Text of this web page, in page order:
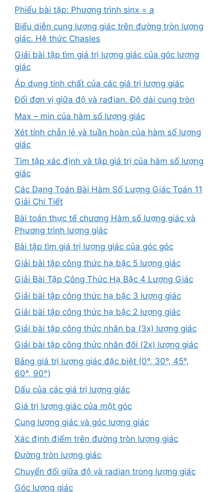
Phiếu bài tập: Phương trình sinx = a
Biểu diễn cung lượng giác trên đường tròn lượng
giác. Hệ thức Chasles
Giải bài tập tìm giá trị lượng giác của góc lượng
giác
Áp dụng tính chất của các giá trị lượng giác
Đổi đơn vị giữa độ và rađian. Độ dài cung tròn
Max – min của hàm số lượng giác
Xét tính chẵn lẻ và tuần hoàn của hàm số lượng
giác
Tìm tập xác định và tập giá trị của hàm số lượng
giác
Các Dạng Toán Bài Hàm Số Lượng Giác Toán 11
Giải Chi Tiết
Bài toán thực tế chương Hàm số lượng giác và
Phương trình lượng giác
Bài tập tìm giá trị lượng giác của góc góc
Giải bài tập công thức hạ bậc 5 lượng giác
Giải Bài Tập Công Thức Hạ Bậc 4 Lượng Giác
Giải bài tập công thức hạ bậc 3 lượng giác
Giải bài tập công thức hạ bậc 2 lượng giác
Giải bài tập công thức nhân ba (3x) lượng giác
Giải bài tập công thức nhân đôi (2x) lượng giác
Bảng giá trị lượng giác đặc biệt (0°, 30°, 45°,
60°, 90°)
Dấu của các giá trị lượng giác
Giá trị lượng giác của một góc
Cung lượng giác và góc lượng giác
Xác định điểm trên đường tròn lượng giác
Đường tròn lượng giác
Chuyển đổi giữa độ và radian trong lượng giác
Góc lượng giác